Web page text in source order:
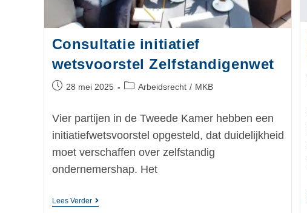
Consultatie initiatief
wetsvoorstel Zelfstandigenwet
28 mei 2025 Arbeidsrecht / MKB
Vier partijen in de Tweede Kamer hebben een
initiatiefwetsvoorstel opgesteld, dat duidelijkheid
moet verschaffen over zelfstandig
ondernemershap. Het
Lees Verder